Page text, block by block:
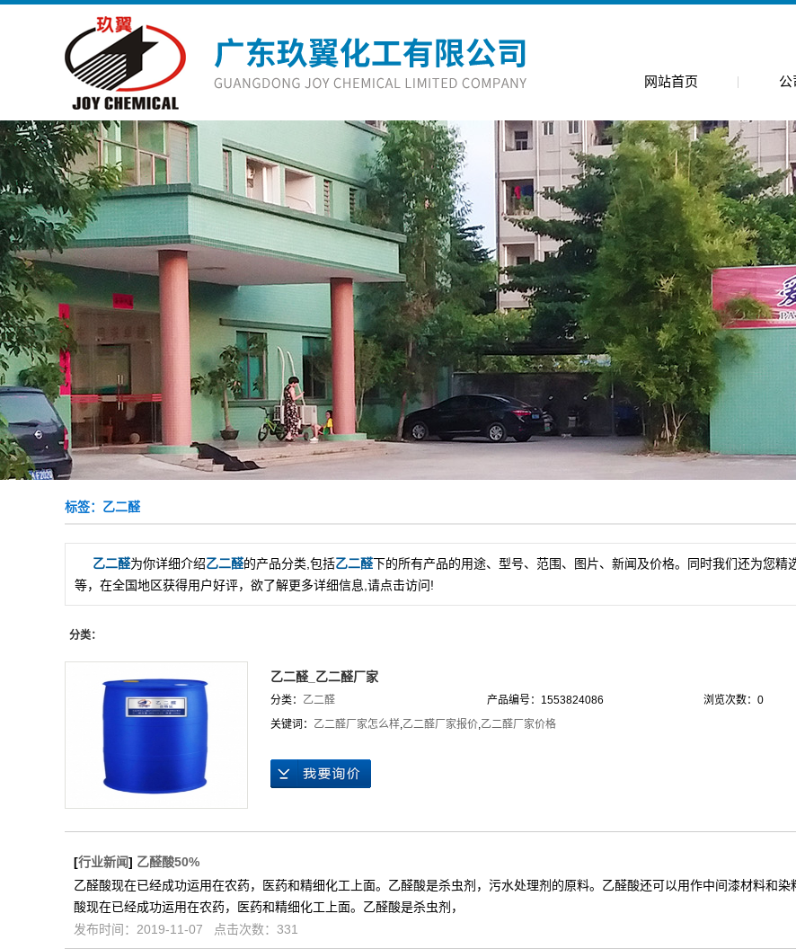
网站首页 公
标签：乙二醛
乙二醛为你详细介绍乙二醛的产品分类,包括乙二醛下的所有产品的用途、型号、范围、图片、新闻及价格。同时我们还为您精
等，在全国地区获得用户好评，欲了解更多详细信息,请点击访问!
分类：
乙二醛_乙二醛厂家
分类： 乙二醛 产品编号：1553824086
浏览次数：0
关键词： 乙二醛厂家怎么样,乙二醛厂家报价,乙二醛厂家价格
[行业新闻] 乙醛酸50%
乙醛酸现在已经成功运用在农药，医药和精细化工上面。乙醛酸是杀虫剂，污水处理剂的原料。乙醛酸还可以用作中间漆材料
酸现在已经成功运用在农药，医药和精细化工上面。乙醛酸是杀虫剂，
发布时间：2019-11-07 点击次数：331